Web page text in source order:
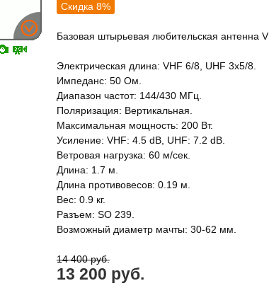
Скидка 8%
Базовая штырьевая любительская антенна
Электрическая длина: VHF 6/8, UHF 3x5/8.
Импеданс: 50 Ом.
Диапазон частот: 144/430 МГц.
Поляризация: Вертикальная.
Максимальная мощность: 200 Вт.
Усиление: VHF: 4.5 dB, UHF: 7.2 dB.
Ветровая нагрузка: 60 м/сек.
Длина: 1.7 м.
Длина противовесов: 0.19 м.
Вес: 0.9 кг.
Разъем: SO 239.
Возможный диаметр мачты: 30-62 мм.
14 400 руб.
13 200 руб.